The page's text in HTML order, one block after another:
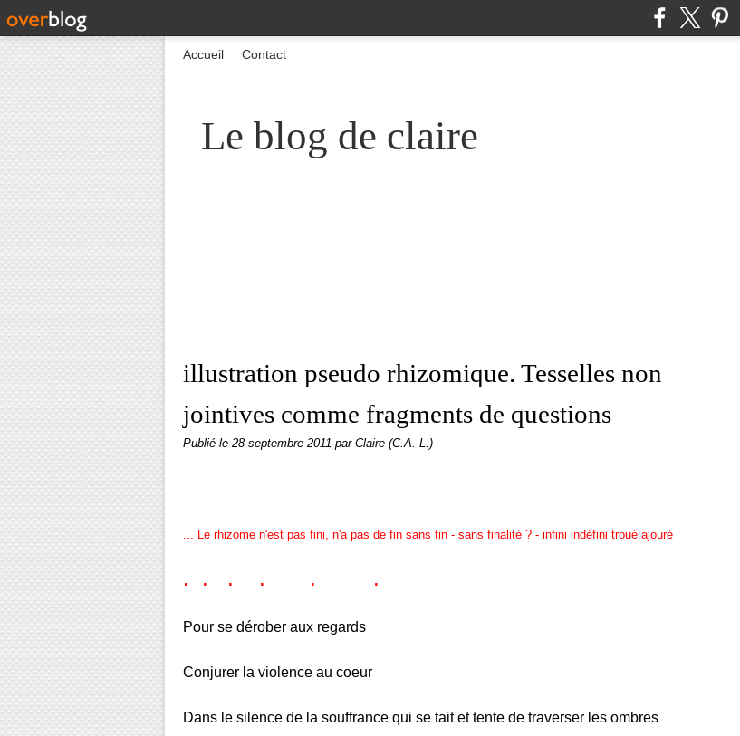
Le blog de claire
Accueil Contact
illustration pseudo rhizomique. Tesselles non
jointives comme fragments de questions
Publié le 28 septembre 2011 par Claire (C.A.-L.)
... Le rhizome n'est pas fini, n'a pas de fin sans fin - sans finalité ? - infini indéfini troué ajouré
. . . . . .
Pour se dérober aux regards
Conjurer la violence au coeur
Dans le silence de la souffrance qui se tait et tente de traverser les ombres